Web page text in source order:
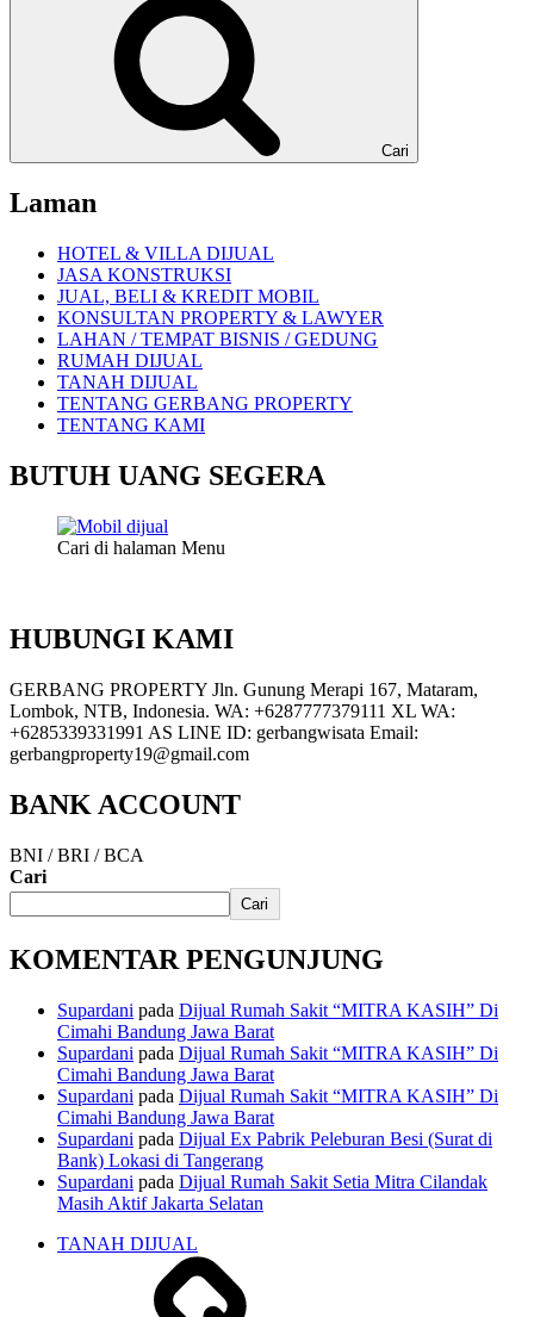
Cari
Laman
HOTEL & VILLA DIJUAL
JASA KONSTRUKSI
JUAL, BELI & KREDIT MOBIL
KONSULTAN PROPERTY & LAWYER
LAHAN / TEMPAT BISNIS / GEDUNG
RUMAH DIJUAL
TANAH DIJUAL
TENTANG GERBANG PROPERTY
TENTANG KAMI
BUTUH UANG SEGERA
Cari di halaman Menu
HUBUNGI KAMI
GERBANG PROPERTY Jln. Gunung Merapi 167, Mataram,
Lombok, NTB, Indonesia. WA: +6287777379111 XL WA:
+6285339331991 AS LINE ID: gerbangwisata Email:
gerbangproperty19@gmail.com
BANK ACCOUNT
BNI / BRI / BCA
Cari
Cari
KOMENTAR PENGUNJUNG
Supardani pada Dijual Rumah Sakit “MITRA KASIH” Di
Cimahi Bandung Jawa Barat
Supardani pada Dijual Rumah Sakit “MITRA KASIH” Di
Cimahi Bandung Jawa Barat
Supardani pada Dijual Rumah Sakit “MITRA KASIH” Di
Cimahi Bandung Jawa Barat
Supardani pada Dijual Ex Pabrik Peleburan Besi (Surat di
Bank) Lokasi di Tangerang
Supardani pada Dijual Rumah Sakit Setia Mitra Cilandak
Masih Aktif Jakarta Selatan
TANAH DIJUAL